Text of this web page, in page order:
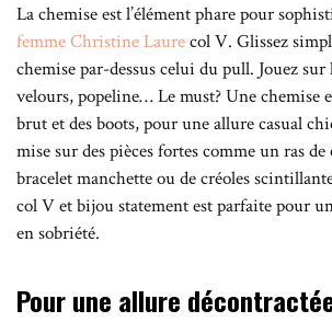
La chemise est l’élément phare pour
femme Christine Laurecol V. Glissez
chemise par-dessus celui du pull. Jouez sur
velours, popeline… Le must? Une chemise
brut et des boots, pour une allure casual
mise sur des pièces fortes comme un ras
bracelet manchette ou de créoles
col V et bijou statement est parfaite pour
en sobriété.
Pour une allure